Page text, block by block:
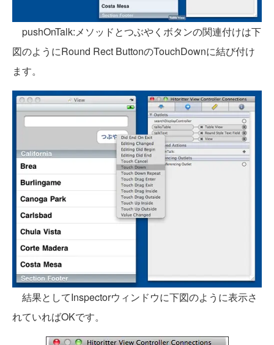
pushOnTalk:メソッドとつぶやくボタンの関連付けは下
図のようにRound Rect ButtonのTouchDownに結び付け
ます。
結果としてInspectorウィンドウに下図のように表示さ
れていればOKです。